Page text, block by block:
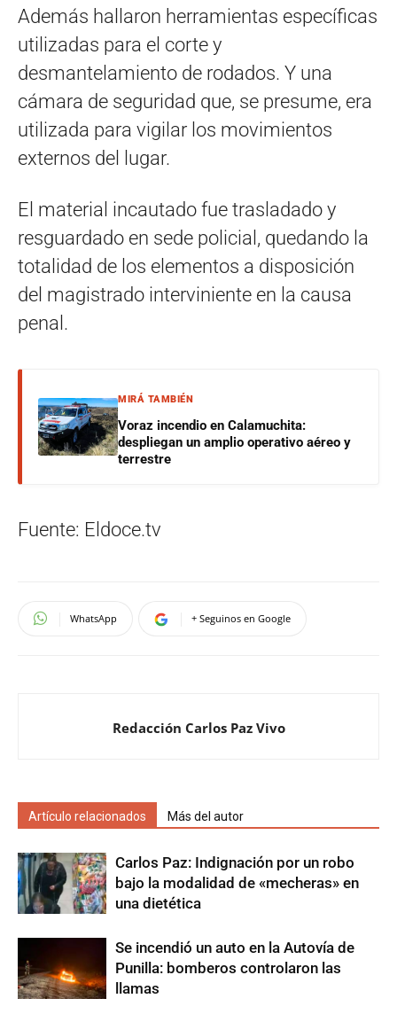
Además hallaron herramientas específicas
utilizadas para el corte y
desmantelamiento de rodados. Y una
cámara de seguridad que, se presume, era
utilizada para vigilar los movimientos
externos del lugar.
El material incautado fue trasladado y
resguardado en sede policial, quedando la
totalidad de los elementos a disposición
del magistrado interviniente en la causa
penal.
MIRÁ TAMBIÉN
Voraz incendio en Calamuchita:
despliegan un amplio operativo aéreo y
terrestre
Fuente: Eldoce.tv
WhatsApp + Seguinos en Google
Redacción Carlos Paz Vivo
Artículo relacionados Más del autor
Carlos Paz: Indignación por un robo
bajo la modalidad de «mecheras» en
una dietética
Se incendió un auto en la Autovía de
Punilla: bomberos controlaron las
llamas